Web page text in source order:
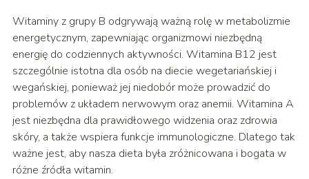
Witaminy z grupy B odgrywają ważną rolę w metabolizmie
energetycznym, zapewniając organizmowi niezbędną
energię do codziennych aktywności. Witamina B12 jest
szczególnie istotna dla osób na diecie wegetariańskiej i
wegańskiej, ponieważ jej niedobór może prowadzić do
problemów z układem nerwowym oraz anemii. Witamina A
jest niezbędna dla prawidłowego widzenia oraz zdrowia
skóry, a także wspiera funkcje immunologiczne. Dlatego tak
ważne jest, aby nasza dieta była zróżnicowana i bogata w
różne źródła witamin.